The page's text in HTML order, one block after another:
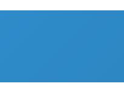
18